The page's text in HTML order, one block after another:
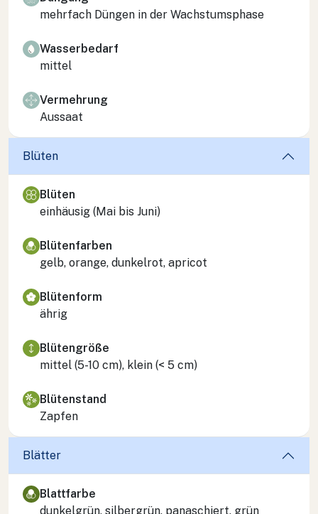
mehrfach Düngen in der Wachstumsphase
Wasserbedarf
mittel
Vermehrung
Aussaat
Blüten
Blüten
einhäusig (Mai bis Juni)
Blütenfarben
gelb, orange, dunkelrot, apricot
Blütenform
ährig
Blütengröße
mittel (5-10 cm), klein (< 5 cm)
Blütenstand
Zapfen
Blätter
Blattfarbe
dunkelgrün, silbergrün, panaschiert, grün